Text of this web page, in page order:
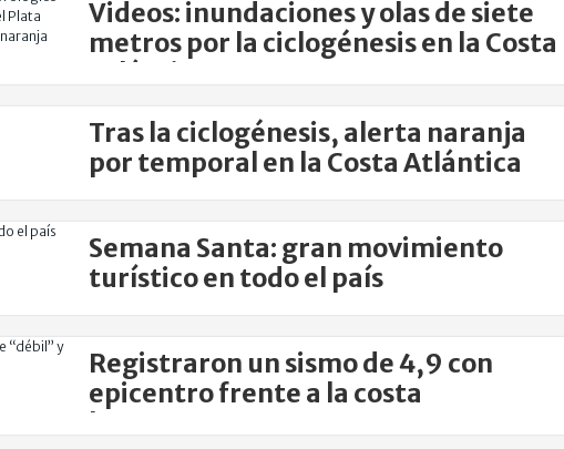
Videos: inundaciones y olas de siete
metros por la ciclogénesis en la Costa
Atlántica
Tras la ciclogénesis, alerta naranja
por temporal en la Costa Atlántica
Semana Santa: gran movimiento
turístico en todo el país
Registraron un sismo de 4,9 con
epicentro frente a la costa
bonaerense